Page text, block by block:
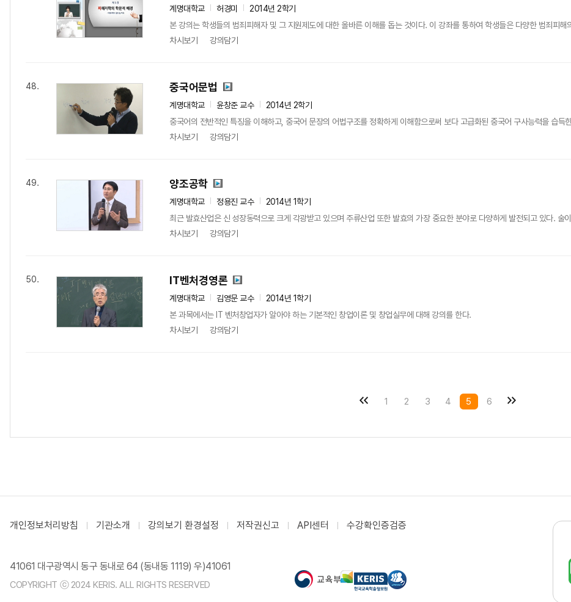
계명대학교 허경미
2014년 2학기
본 강의는 학생들의 범죄피해자 및 그 지원제도에 대한 올바른 이해를 돕는 것이다. 이 강좌를 통하여 학생들은 다양한 범죄피
차시보기
강의담기
48. 중국어문법
계명대학교 윤창준 교수
2014년 2학기
중국어의 전반적인 특징을 이해하고, 중국어 문장의 어법구조를 정확하게 이해함으로써 보다 고급화된 중국어 구사능력을 습득
차시보기
강의담기
49. 양조공학
계명대학교 정용진 교수
2014년 1학기
최근 발효산업은 신 성장동력으로 크게 각광받고 있으며 주류산업 또한 발효의 가장 중요한 분야로 다양하게 발전되고 있다. 술
차시보기
강의담기
50. IT벤처경영론
계명대학교 김영문 교수
2014년 1학기
본 과목에서는 IT 벤처창업자가 알아야 하는 기본적인 창업이론 및 창업실무에 대해 강의를 한다.
차시보기
강의담기
1 2 3 4 5 6
개인정보처리방침 기관소개 강의보기 환경설정 저작권신고 API센터 수강확인증검증
41061 대구광역시 동구 동내로 64 (동내동 1119) 우)41061
COPYRIGHT ⓒ 2024 KERIS. ALL RIGHTS RESERVED